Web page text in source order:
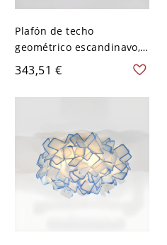
Plafón de techo
geométrico escandinavo,
pantalla de pétalos en
capas para un suave
brillo ambiental - Azul 110
343,51 €